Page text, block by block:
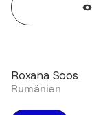
Roxana Soos
Rumänien